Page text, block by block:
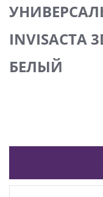
INVISACTA
БЕЛЫЙ